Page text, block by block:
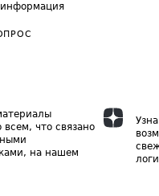
информация
всем, что связано
на нашем